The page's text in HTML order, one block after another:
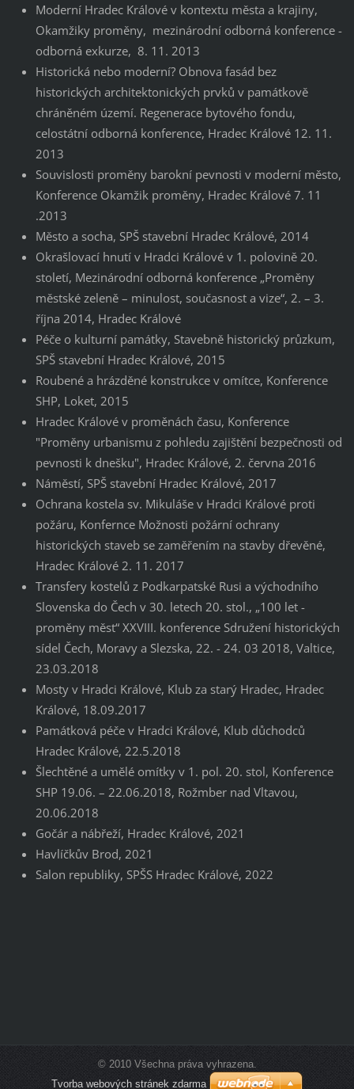
Moderní Hradec Králové v kontextu města a krajiny,
Okamžiky proměny, mezinárodní odborná konference -
odborná exkurze, 8. 11. 2013
Historická nebo moderní? Obnova fasád bez
historických architektonických prvků v památkově
chráněném území. Regenerace bytového fondu,
celostátní odborná konference, Hradec Králové 12. 11.
2013
Souvislosti proměny barokní pevnosti v moderní město,
Konference Okamžik proměny, Hradec Králové 7. 11
.2013
Město a socha, SPŠ stavební Hradec Králové, 2014
Okrašlovací hnutí v Hradci Králové v 1. polovině 20.
století, Mezinárodní odborná konference „Proměny
městské zeleně – minulost, současnost a vize“, 2. – 3.
října 2014, Hradec Králové
Péče o kulturní památky, Stavebně historický průzkum,
SPŠ stavební Hradec Králové, 2015
Roubené a hrázděné konstrukce v omítce, Konference
SHP, Loket, 2015
Hradec Králové v proměnách času, Konference
"Proměny urbanismu z pohledu zajištění bezpečnosti od
pevnosti k dnešku", Hradec Králové, 2. června 2016
Náměstí, SPŠ stavební Hradec Králové, 2017
Ochrana kostela sv. Mikuláše v Hradci Králové proti
požáru, Konfernce Možnosti požární ochrany
historických staveb se zaměřením na stavby dřevěné,
Hradec Králové 2. 11. 2017
Transfery kostelů z Podkarpatské Rusi a východního
Slovenska do Čech v 30. letech 20. stol., „100 let -
proměny měst“ XXVIII. konference Sdružení historických
sídel Čech, Moravy a Slezska, 22. - 24. 03 2018, Valtice,
23.03.2018
Mosty v Hradci Králové, Klub za starý Hradec, Hradec
Králové, 18.09.2017
Památková péče v Hradci Králové, Klub důchodců
Hradec Králové, 22.5.2018
Šlechtěné a umělé omítky v 1. pol. 20. stol, Konference
SHP 19.06. – 22.06.2018, Rožmber nad Vltavou,
20.06.2018
Gočár a nábřeží, Hradec Králové, 2021
Havlíčkův Brod, 2021
Salon republiky, SPŠS Hradec Králové, 2022
© 2010 Všechna práva vyhrazena.
Tvorba webových stránek zdarma